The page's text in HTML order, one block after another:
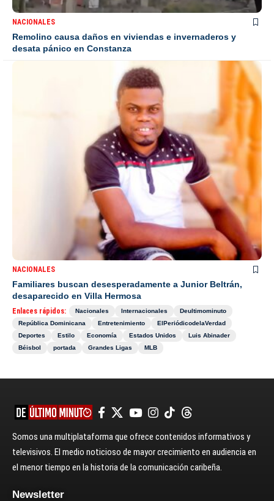
NACIONALES
Remolino causa daños en viviendas e invernaderos y
desata pánico en Constanza
NACIONALES
Familiares buscan desesperadamente a Junior Beltrán,
desaparecido en Villa Hermosa
Enlaces rápidos: Nacionales Internacionales
Deultimominuto
República Dominicana
Entretenimiento
ElPeriódicodelaVerdad
Deportes
Estilo Economía Estados Unidos
Luis Abinader
Béisbol
portada Grandes Ligas MLB
Somos una multiplataforma que ofrece contenidos informativos y
televisivos. El medio noticioso de mayor crecimiento en audiencia en
el menor tiempo en la historia de la comunicación caribeña.
Newsletter